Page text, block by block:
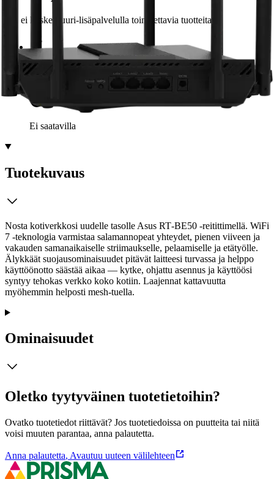
Etu ei koske Suuri‑lisäpalvelulla toimitettavia tuotteita.
Tarkista myymäläsaatavuus
Ei saatavilla
Tuotekuvaus
Nosta kotiverkkosi uudelle tasolle Asus RT‑BE50 ‑reitittimellä. WiFi
7 ‑teknologia varmistaa salamannopeat yhteydet, pienen viiveen ja
vakauden samanaikaiselle striimaukselle, pelaamiselle ja etätyölle.
Älykkäät suojausominaisuudet pitävät laitteesi turvassa ja helppo
käyttöönotto säästää aikaa — kytke, ohjattu asennus ja käyttöösi
syntyy tehokas verkko koko kotiin. Laajennat kattavuutta
myöhemmin helposti mesh‑tuella.
Ominaisuudet
Oletko tyytyväinen tuotetietoihin?
Ovatko tuotetiedot riittävät? Jos tuotetiedoissa on puutteita tai niitä
voisi muuten parantaa, anna palautetta.
Anna palautetta, Avautuu uuteen välilehteen